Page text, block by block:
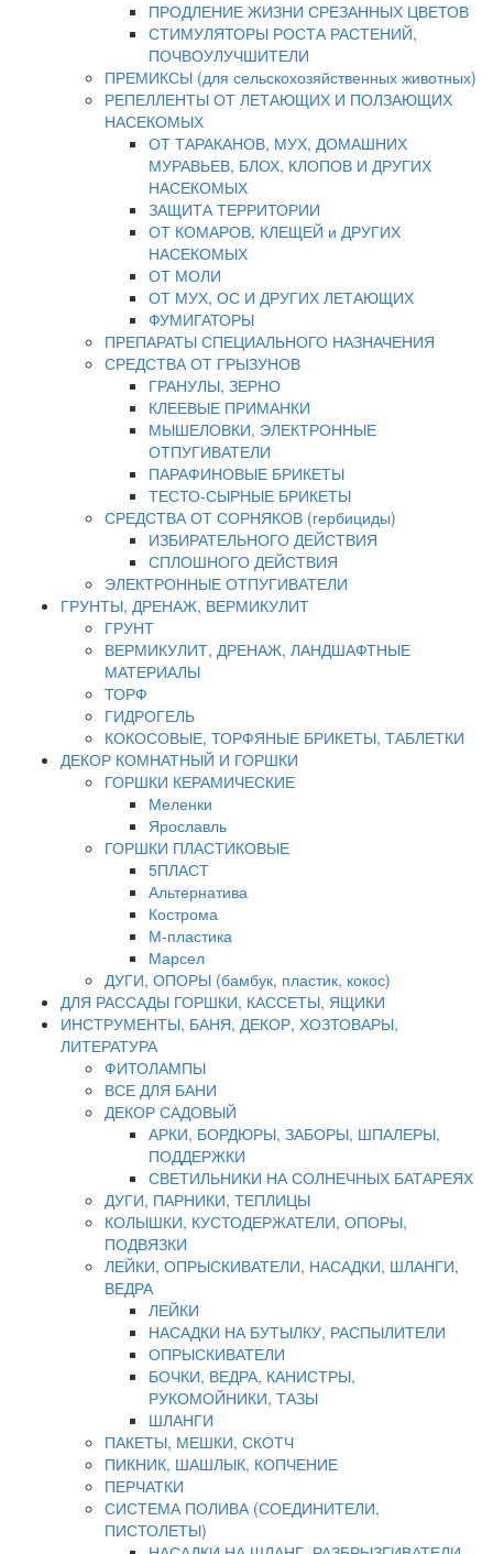
ПРОДЛЕНИЕ ЖИЗНИ СРЕЗАННЫХ ЦВЕТОВ
СТИМУЛЯТОРЫ РОСТА РАСТЕНИЙ,
ПОЧВОУЛУЧШИТЕЛИ
ПРЕМИКСЫ (для сельскохозяйственных животных)
РЕПЕЛЛЕНТЫ ОТ ЛЕТАЮЩИХ И ПОЛЗАЮЩИХ
НАСЕКОМЫХ
ОТ ТАРАКАНОВ, МУХ, ДОМАШНИХ
МУРАВЬЕВ, БЛОХ, КЛОПОВ И ДРУГИХ
НАСЕКОМЫХ
ЗАЩИТА ТЕРРИТОРИИ
ОТ КОМАРОВ, КЛЕЩЕЙ и ДРУГИХ
НАСЕКОМЫХ
ОТ МОЛИ
ОТ МУХ, ОС И ДРУГИХ ЛЕТАЮЩИХ
ФУМИГАТОРЫ
ПРЕПАРАТЫ СПЕЦИАЛЬНОГО НАЗНАЧЕНИЯ
СРЕДСТВА ОТ ГРЫЗУНОВ
ГРАНУЛЫ, ЗЕРНО
КЛЕЕВЫЕ ПРИМАНКИ
МЫШЕЛОВКИ, ЭЛЕКТРОННЫЕ
ОТПУГИВАТЕЛИ
ПАРАФИНОВЫЕ БРИКЕТЫ
ТЕСТО-СЫРНЫЕ БРИКЕТЫ
СРЕДСТВА ОТ СОРНЯКОВ (гербициды)
ИЗБИРАТЕЛЬНОГО ДЕЙСТВИЯ
СПЛОШНОГО ДЕЙСТВИЯ
ЭЛЕКТРОННЫЕ ОТПУГИВАТЕЛИ
ГРУНТЫ, ДРЕНАЖ, ВЕРМИКУЛИТ
ГРУНТ
ВЕРМИКУЛИТ, ДРЕНАЖ, ЛАНДШАФТНЫЕ
МАТЕРИАЛЫ
ТОРФ
ГИДРОГЕЛЬ
КОКОСОВЫЕ, ТОРФЯНЫЕ БРИКЕТЫ, ТАБЛЕТКИ
ДЕКОР КОМНАТНЫЙ И ГОРШКИ
ГОРШКИ КЕРАМИЧЕСКИЕ
Меленки
Ярославль
ГОРШКИ ПЛАСТИКОВЫЕ
5ПЛАСТ
Альтернатива
Кострома
М-пластика
Марсел
ДУГИ, ОПОРЫ (бамбук, пластик, кокос)
ДЛЯ РАССАДЫ ГОРШКИ, КАССЕТЫ, ЯЩИКИ
ИНСТРУМЕНТЫ, БАНЯ, ДЕКОР, ХОЗТОВАРЫ,
ЛИТЕРАТУРА
ФИТОЛАМПЫ
ВСЕ ДЛЯ БАНИ
ДЕКОР САДОВЫЙ
АРКИ, БОРДЮРЫ, ЗАБОРЫ, ШПАЛЕРЫ,
ПОДДЕРЖКИ
СВЕТИЛЬНИКИ НА СОЛНЕЧНЫХ БАТАРЕЯХ
ДУГИ, ПАРНИКИ, ТЕПЛИЦЫ
КОЛЫШКИ, КУСТОДЕРЖАТЕЛИ, ОПОРЫ,
ПОДВЯЗКИ
ЛЕЙКИ, ОПРЫСКИВАТЕЛИ, НАСАДКИ, ШЛАНГИ,
ВЕДРА
ЛЕЙКИ
НАСАДКИ НА БУТЫЛКУ, РАСПЫЛИТЕЛИ
ОПРЫСКИВАТЕЛИ
БОЧКИ, ВЕДРА, КАНИСТРЫ,
РУКОМОЙНИКИ, ТАЗЫ
ШЛАНГИ
ПАКЕТЫ, МЕШКИ, СКОТЧ
ПИКНИК, ШАШЛЫК, КОПЧЕНИЕ
ПЕРЧАТКИ
СИСТЕМА ПОЛИВА (СОЕДИНИТЕЛИ,
ПИСТОЛЕТЫ)